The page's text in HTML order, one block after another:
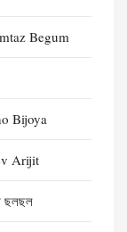
Begum
Bijoya
Arijit
ছলছল